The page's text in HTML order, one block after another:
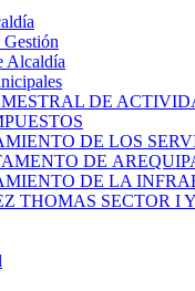
Gestión
Alcaldía
DE
DE LOS
DE
DE LA
THOMAS SECTOR I